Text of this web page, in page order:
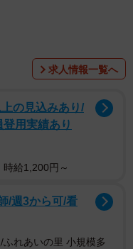
決定。7月26日には東
7月28日にはオンライ
す。
求人情報一覧へ
の見込みあり/
用実績あり
時給1,200円～
/週3から可/看
れあいの里 小規模多